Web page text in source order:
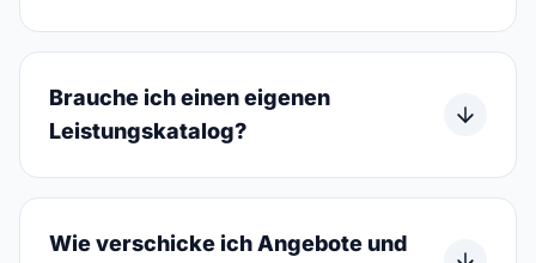
Brauche ich einen eigenen
Leistungskatalog?
Wie verschicke ich Angebote und